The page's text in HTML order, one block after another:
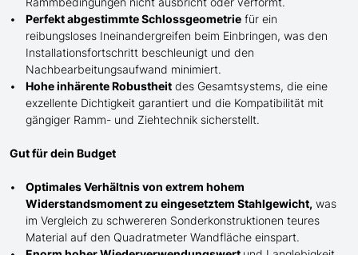
Perfekt abgestimmte Schlossgeometrie für ein
reibungsloses Ineinandergreifen beim Einbringen, was den
Installationsfortschritt beschleunigt und den
Nachbearbeitungsaufwand minimiert.
Hohe inhärente Robustheit des Gesamtsystems, die eine
exzellente Dichtigkeit garantiert und die Kompatibilität mit
gängiger Ramm- und Ziehtechnik sicherstellt.
Gut für dein Budget
Optimales Verhältnis von extrem hohem
Widerstandsmoment zu eingesetztem Stahlgewicht, was
im Vergleich zu schwereren Sonderkonstruktionen teures
Material auf den Quadratmeter Wandfläche einspart.